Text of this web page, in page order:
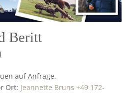
Beritt
auf Anfrage.
Ort: Jeannette Bruns +49 172-